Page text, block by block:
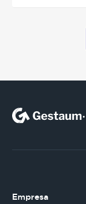
Empresa